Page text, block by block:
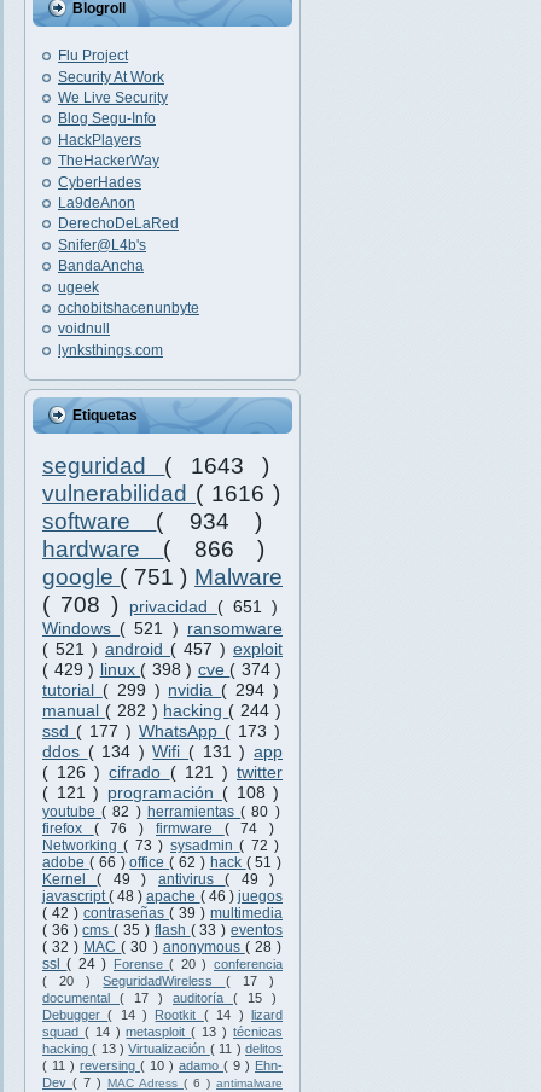
Blogroll
Flu Project
Security At Work
We Live Security
Blog Segu-Info
HackPlayers
TheHackerWay
CyberHades
La9deAnon
DerechoDeLaRed
Snifer@L4b's
BandaAncha
ugeek
ochobitshacenunbyte
voidnull
lynksthings.com
Etiquetas
seguridad ( 1643 )
vulnerabilidad ( 1616 )
software ( 934 )
hardware ( 866 )
google ( 751 ) Malware
( 708 )
privacidad ( 651 )
Windows ( 521 ) ransomware
( 521 ) android ( 457 ) exploit
( 429 ) linux ( 398 ) cve ( 374 )
tutorial ( 299 ) nvidia ( 294 )
manual ( 282 ) hacking ( 244 )
ssd ( 177 ) WhatsApp ( 173 )
ddos ( 134 )Wifi ( 131 ) app
( 126 )cifrado ( 121 )twitter
( 121 ) programación ( 108 )
youtube( 82 ) herramientas( 80 )
firefox ( 76 ) firmware ( 74 )
Networking( 73 ) sysadmin( 72 )
adobe ( 66 )office( 62 ) hack ( 51 )
Kernel( 49 ) antivirus( 49 )
javascript( 48 )apache ( 46 ) juegos
( 42 ) contraseñas ( 39 ) multimedia
( 36 )cms( 35 ) flash ( 33 )eventos
( 32 ) MAC( 30 ) anonymous ( 28 )
ssl( 24 ) Forense( 20 ) conferencia
( 20 )SeguridadWireless ( 17 )
documental ( 17 ) auditoría ( 15 )
Debugger( 14 ) Rootkit ( 14 ) lizard
squad ( 14 )metasploit( 13 ) técnicas
hacking( 13 )Virtualización ( 11 ) delitos
( 11 ) reversing ( 10 ) adamo ( 9 ) Ehn-
Dev ( 7 ) MAC Adress ( 6 ) antimalware